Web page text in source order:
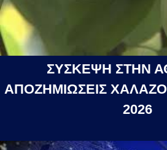
ΣΥΣΚΕΨΗ ΣΤΗΝ
ΑΠΟΖΗΜΙΩΣΕΙΣ
2026